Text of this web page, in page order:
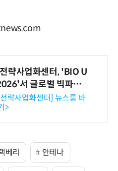
략사업화센터, 'BIO U
서 글로벌 빅파마
비즈니스 미팅 지원…K
해외 진출 교두보 확
략사업화센터] 뉴스룸 바
>
베리 안테나